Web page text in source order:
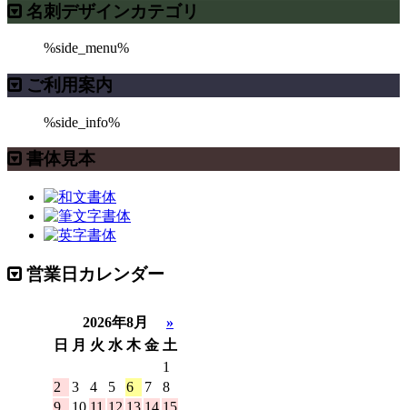
名刺デザインカテゴリ
%side_menu%
ご利用案内
%side_info%
書体見本
営業日カレンダー